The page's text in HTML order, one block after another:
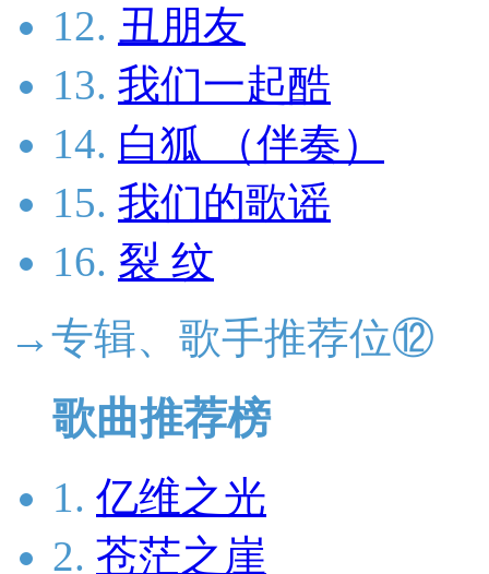
12. 丑朋友
13. 我们一起酷
14. 白狐 （伴奏）
15. 我们的歌谣
16. 裂 纹
→专辑、歌手推荐位⑫
歌曲推荐榜
1. 亿维之光
2. 苍茫之崖